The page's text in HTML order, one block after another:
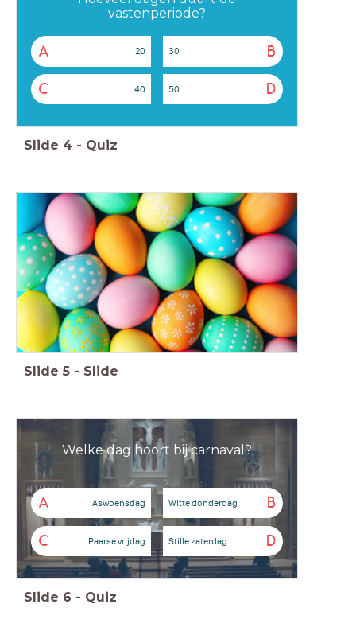
vastenperiode?
A 20 B
30
C 40 D
50
Slide 4 - Quiz
Slide 5 - Slide
Welke dag hoort bij carnaval?
A Aswoensdag B
Witte donderdag
C Paarse vrijdag D
Stille zaterdag
Slide 6 - Quiz